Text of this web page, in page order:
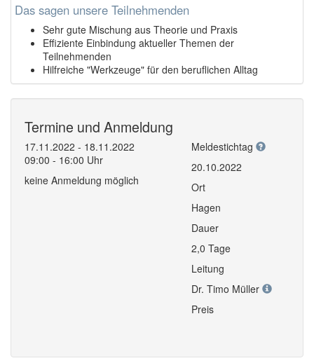
Das sagen unsere Teilnehmenden
Sehr gute Mischung aus Theorie und Praxis
Effiziente Einbindung aktueller Themen der
Teilnehmenden
Hilfreiche "Werkzeuge" für den beruflichen Alltag
Termine und Anmeldung
17.11.2022 - 18.11.2022
09:00 - 16:00 Uhr
keine Anmeldung möglich
Meldestichtag
20.10.2022
Ort
Hagen
Dauer
2,0 Tage
Leitung
Dr. Timo Müller
Preis